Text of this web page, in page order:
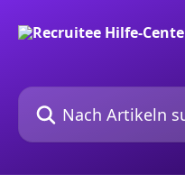
Nach Artikeln suchen …